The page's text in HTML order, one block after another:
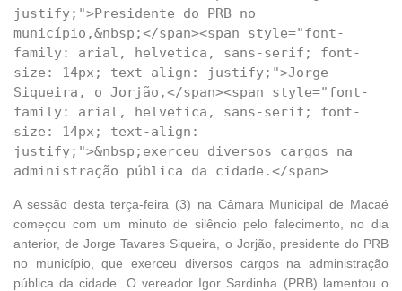
justify;">Presidente do PRB no
município,&nbsp;</span><span style="font-
family: arial, helvetica, sans-serif; font-
size: 14px; text-align: justify;">Jorge
Siqueira, o Jorjão,</span><span style="font-
family: arial, helvetica, sans-serif; font-
size: 14px; text-align:
justify;">&nbsp;exerceu diversos cargos na
A sessão desta terça-feira (3) na Câmara Municipal de Macaé
começou com um minuto de silêncio pelo falecimento, no dia
anterior, de Jorge Tavares Siqueira, o Jorjão, presidente do PRB
no município, que exerceu diversos cargos na administração
pública da cidade. O vereador Igor Sardinha (PRB) lamentou o